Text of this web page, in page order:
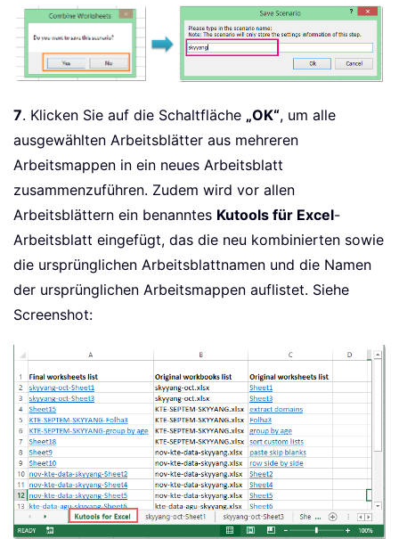
7. Klicken Sie auf die Schaltfläche „OK“, um alle
ausgewählten Arbeitsblätter aus mehreren
Arbeitsmappen in ein neues Arbeitsblatt
zusammenzuführen. Zudem wird vor allen
Arbeitsblättern ein benanntes Kutools für Excel-
Arbeitsblatt eingefügt, das die neu kombinierten sowie
die ursprünglichen Arbeitsblattnamen und die Namen
der ursprünglichen Arbeitsmappen auflistet. Siehe
Screenshot: